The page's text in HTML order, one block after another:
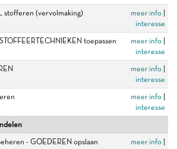
stofferen (vervolmaking) meer info
interesse
toepassen meer info
interesse
meer info
interesse
meer info
interesse
- GOEDEREN opslaan meer info